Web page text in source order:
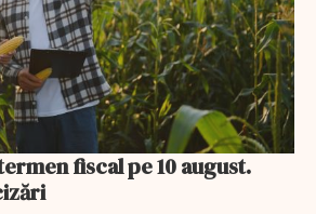
fiscal pe 10 august.